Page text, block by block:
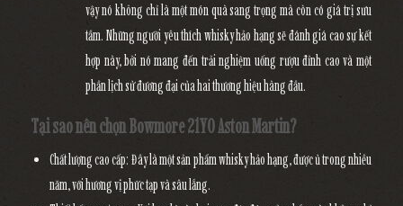
vậy nó không chỉ là một món quà sang trọng mà còn có giá trị sưu
tầm. Những người yêu thích whisky hảo hạng sẽ đánh giá cao sự kết
hợp này, bởi nó mang đến trải nghiệm uống rượu đỉnh cao và một
phần lịch sử đương đại của hai thương hiệu hàng đầu.
Tại sao nên chọn Bowmore 21YO Aston Martin?
Chất lượng cao cấp: Đây là một sản phẩm whisky hảo hạng, được ủ trong nhiều
năm, với hương vị phức tạp và sâu lắng.